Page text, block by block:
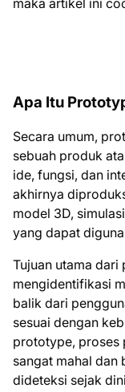
maka artikel ini
Apa Itu
Secara umum,
sebuah produk
ide, fungsi, dan
akhirnya
model 3D,
yang dapat
Tujuan utama
mengidentifikasi
balik dari
sesuai dengan
prototype, proses
sangat mahal dan
dideteksi sejak